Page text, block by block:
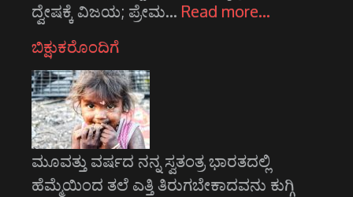
ದ್ವೇಷಕ್ಕೆ ವಿಜಯ; ಪ್ರೇಮ… Read more…
ಬಿಕ್ಷುಕರೊಂದಿಗೆ
ಮೂವತ್ತು ವರ್ಷದ ನನ್ನ ಸ್ವತಂತ್ರ ಭಾರತದಲ್ಲಿ
ಹೆಮ್ಮೆಯಿಂದ ತಲೆ ಎತ್ತಿ ತಿರುಗಬೇಕಾದವನು ಕುಗ್ಗಿ